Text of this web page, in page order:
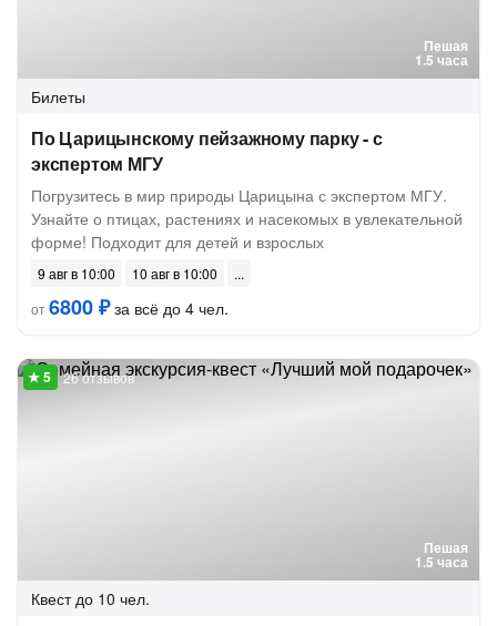
Пешая
1.5 часа
Билеты
По Царицынскому пейзажному парку - с
экспертом МГУ
Погрузитесь в мир природы Царицына с экспертом МГУ.
Узнайте о птицах, растениях и насекомых в увлекательной
форме! Подходит для детей и взрослых
9 авг в 10:00
10 авг в 10:00
от6800 ₽за всё до 4 чел.
Пешая
1.5 часа
26 отзывов
Квест до 10 чел.